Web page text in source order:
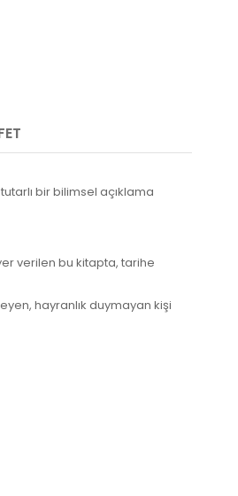
bir bilimsel açıklama
verilen bu kitapta, tarihe
hayranlık duymayan kişi